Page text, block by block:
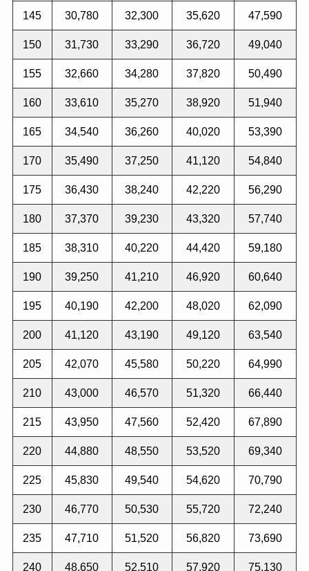
145 30,780 32,300 35,620 47,590
150 31,730 33,290 36,720 49,040
155 32,660 34,280 37,820 50,490
160 33,610 35,270 38,920 51,940
165 34,540 36,260 40,020 53,390
170 35,490 37,250 41,120 54,840
175 36,430 38,240 42,220 56,290
180 37,370 39,230 43,320 57,740
185 38,310 40,220 44,420 59,180
190 39,250 41,210 46,920 60,640
195 40,190 42,200 48,020 62,090
200 41,120 43,190 49,120 63,540
205 42,070 45,580 50,220 64,990
210 43,000 46,570 51,320 66,440
215 43,950 47,560 52,420 67,890
220 44,880 48,550 53,520 69,340
225 45,830 49,540 54,620 70,790
230 46,770 50,530 55,720 72,240
235 47,710 51,520 56,820 73,690
240 48,650 52,510 57,920 75,130